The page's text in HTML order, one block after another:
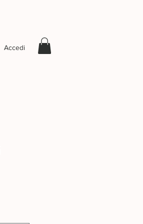
Accedi